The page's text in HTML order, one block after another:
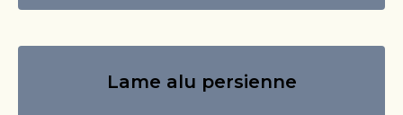
Lame alu persienne